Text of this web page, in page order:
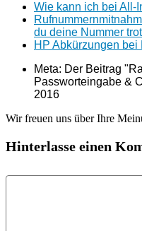
Wie kann ich bei All-
du deine Nummer
HP Abkürzungen
Meta: Der Beitrag
Passworteingabe &
2016
Wir freuen uns über Ihre
Hinterlasse einen